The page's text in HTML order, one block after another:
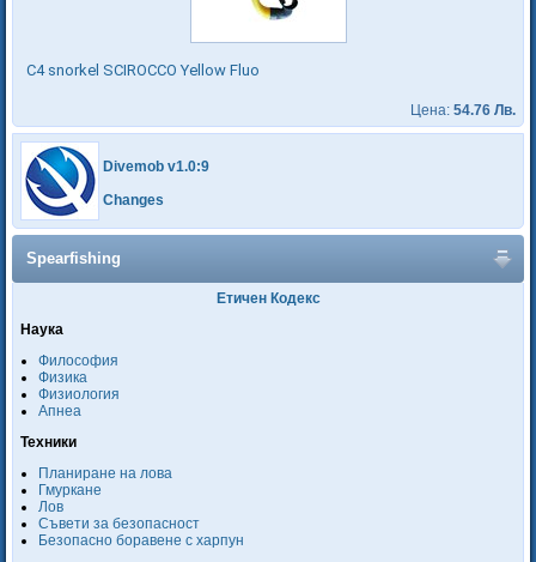
C4 snorkel SCIROCCO Yellow Fluo
Цена: 54.76 Лв.
Divemob v1.0:9
Changes
Spearfishing
Етичен Кодекс
Наука
Философия
Физика
Физиология
Апнеа
Техники
Планиране на лова
Гмуркане
Лов
Съвети за безопасност
Безопасно боравене с харпун